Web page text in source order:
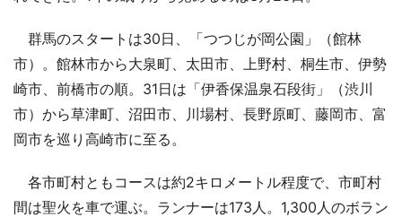
群馬のスタートは30日、「つつじが岡公園」（館林
市）。館林市から大泉町、太田市、上野村、桐生市、伊勢
崎市、前橋市の順。31日は「伊香保温泉石段街」（渋川
市）から草津町、沼田市、川場村、長野原町、藤岡市、富
岡市を巡り高崎市に至る。
各市町村ともコースは約2キロメートル程度で、市町村
間は聖火を車で運ぶ。ランナーは173人。1,300人のボラン